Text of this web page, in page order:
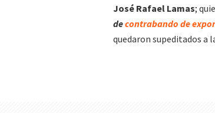
José Rafael Lamas;
decontrabando de
quedaron supeditados a